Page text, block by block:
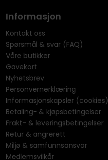
Informasjon
Kontakt oss
Spørsmål & svar (FAQ)
Våre butikker
Gavekort
Nyhetsbrev
Personvernerklæring
Informasjonskapsler (cookies)
Betaling- & kjøpsbetingelser
Frakt- & leveringsbetingelser
Retur & angrerett
Miljø & samfunnsansvar
Medlemsvilkår